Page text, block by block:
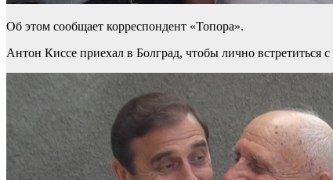
Об этом сообщает корреспондент «Топора».
Антон Киссе приехал в Болград, чтобы лично